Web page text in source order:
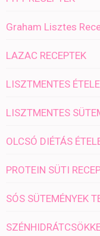
Graham Lisztes
LAZAC RECEPTEK
LISZTMENTES
LISZTMENTES
OLCSÓ DIÉTÁS
PROTEIN SÜTI
SÓS SÜTEMÉNYEK